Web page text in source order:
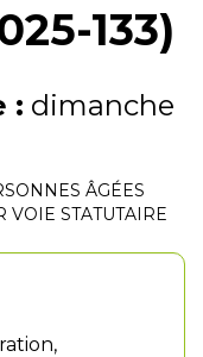
133)
: dimanche
ÂGÉES
VOIE STATUTAIRE